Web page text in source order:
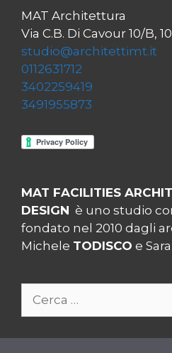
MAT Architettura
Via C.B. Di Cavour 10/B,
studio@architettimt.it
0112631712
3402259419
3491955873
MAT FACILITIES
DESIGN è uno studio
fondato nel 2010 dagli
Michele TODISCO e Sara